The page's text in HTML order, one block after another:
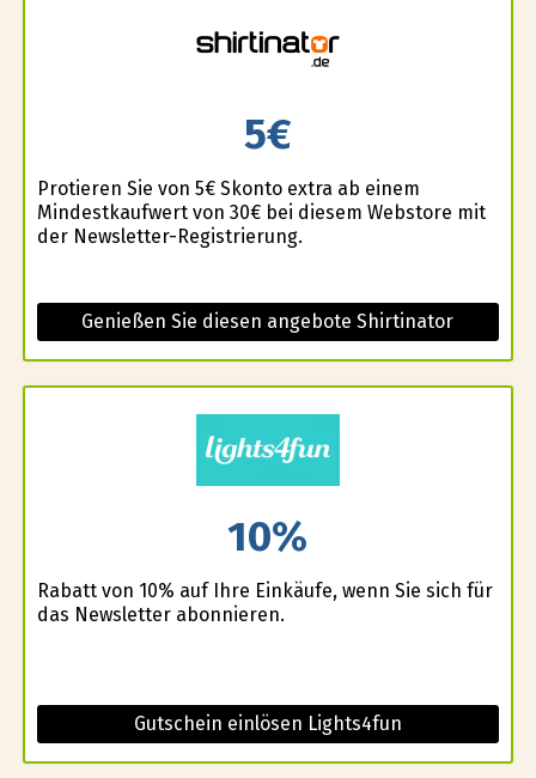
5€
Profitieren Sie von 5€ Skonto extra ab einem
Mindestkaufwert von 30€ bei diesem Webstore mit
der Newsletter-Registrierung.
Genießen Sie diesen angebote Shirtinator
10%
Rabatt von 10% auf Ihre Einkäufe, wenn Sie sich für
das Newsletter abonnieren.
Gutschein einlösen Lights4fun